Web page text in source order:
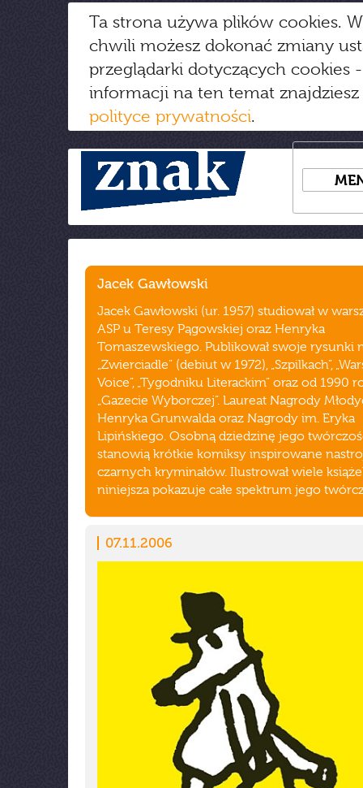
Ta strona używa plików cookies.
chwili możesz dokonać zmiany
przeglądarki dotyczących cookies
informacji na ten temat
polityce prywatności.
Jacek Gawłowski
Jacek Gawłowski (ur. 1957) studiował w
ASP u Teresy Pągowskiej oraz Henryka
Tomaszewskiego. Publikował swoje rysunki
„Zwierciadle” (debiut w 1972), „Szpilkach”,
Voice”, „Tygodniku Literackim” oraz od 1990
„Gazecie Wyborczej”. Laureat Nagrody
Henryka Grunwalda oraz Nagrody im. Eryka
Lipińskiego. Osobną dziedzinę jego
stanowią krótkie komiksy inspirowane
czarnych kryminałów. Ilustrował wiele
niniejsza pokazuje całe spektrum jego
07.11.2006